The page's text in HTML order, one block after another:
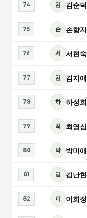
74 김 김순덕
75 손 손향지
76 서 서현숙
77 김 김지애
78 하 하성희
79 최 최영심
80 박 박미애
81 김 김난현
82 이 이희정